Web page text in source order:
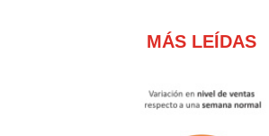
MÁS LEÍDAS